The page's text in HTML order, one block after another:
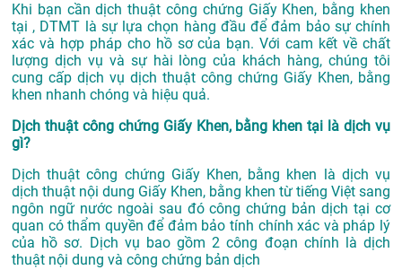
Khi bạn cần dịch thuật công chứng Giấy Khen, bằng khen
tại , DTMT là sự lựa chọn hàng đầu để đảm bảo sự chính
xác và hợp pháp cho hồ sơ của bạn. Với cam kết về chất
lượng dịch vụ và sự hài lòng của khách hàng, chúng tôi
cung cấp dịch vụ dịch thuật công chứng Giấy Khen, bằng
khen nhanh chóng và hiệu quả.
Dịch thuật công chứng Giấy Khen, bằng khen tại là dịch vụ
gì?
Dịch thuật công chứng Giấy Khen, bằng khen là dịch vụ
dịch thuật nội dung Giấy Khen, bằng khen từ tiếng Việt sang
ngôn ngữ nước ngoài sau đó công chứng bản dịch tại cơ
quan có thẩm quyền để đảm bảo tính chính xác và pháp lý
của hồ sơ. Dịch vụ bao gồm 2 công đoạn chính là dịch
thuật nội dung và công chứng bản dịch